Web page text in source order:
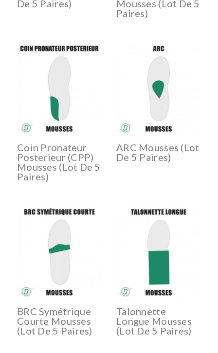
De 5 Paires)
Mousses (lot De 5
Paires)
Coin Pronateur
Posterieur (CPP)
Mousses (lot De 5
Paires)
ARC Mousses (lot
De 5 Paires)
BRC Symétrique
Courte Mousses
(lot De 5 Paires)
Talonnette
Longue Mousses
(lot De 5 Paires)